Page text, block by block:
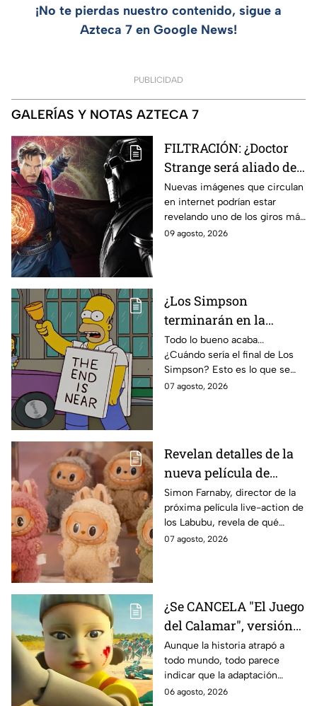
¡No te pierdas nuestro contenido, sigue a
Azteca 7 en Google News!
PUBLICIDAD
GALERÍAS Y NOTAS AZTECA 7
FILTRACIÓN: ¿Doctor
Strange será aliado de
Doctor Doom en
Avengers: Doomsday?
Esto revelan las nuevas
imágenes filtradas
Nuevas imágenes que circulan
en internet podrían estar
revelando uno de los giros más
inesperados de Doctor Strange
09 agosto, 2026
¿Los Simpson
terminarán en la
temporada 40? Actriz
de Bart Simpson da
IMPACTANTE
declaración
Todo lo bueno acaba...
¿Cuándo sería el final de Los
Simpson? Esto es lo que se
sabe:
07 agosto, 2026
Revelan detalles de la
nueva película de
Labubu: de qué tratará
y cuándo se estrena
Simon Farnaby, director de la
próxima película live-action de
los Labubu, revela de qué
tratará la cinta. Aquí te
07 agosto, 2026
¿Se CANCELA "El Juego
del Calamar", versión
Estados Unidos? Esto
es lo que se sabe al
momento
Aunque la historia atrapó a
todo mundo, todo parece
indicar que la adaptación
podría ser cancelada:
06 agosto, 2026